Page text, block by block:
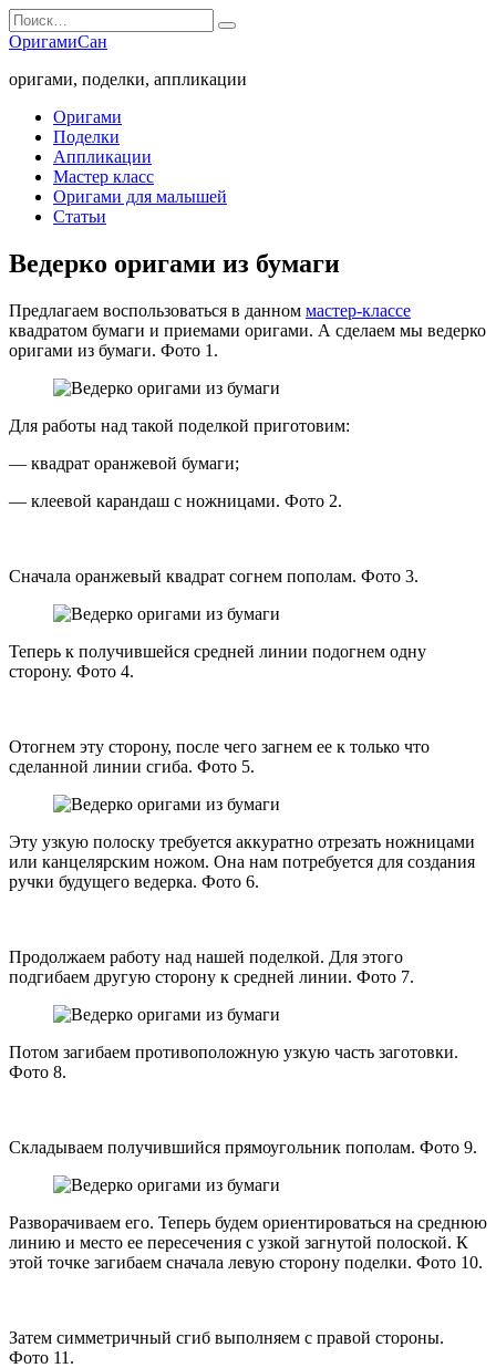
Перейти
к
содержанию
Search
for:
ОригамиСан
оригами, поделки, аппликации
Оригами
Поделки
Аппликации
Мастер класс
Оригами для малышей
Статьи
Ведерко оригами из бумаги
Предлагаем воспользоваться в данном мастер-классе
квадратом бумаги и приемами оригами. А сделаем мы ведерко
оригами из бумаги. Фото 1.
Для работы над такой поделкой приготовим:
— квадрат оранжевой бумаги;
— клеевой карандаш с ножницами. Фото 2.
Сначала оранжевый квадрат согнем пополам. Фото 3.
Теперь к получившейся средней линии подогнем одну
сторону. Фото 4.
Отогнем эту сторону, после чего загнем ее к только что
сделанной линии сгиба. Фото 5.
Эту узкую полоску требуется аккуратно отрезать ножницами
или канцелярским ножом. Она нам потребуется для создания
ручки будущего ведерка. Фото 6.
Продолжаем работу над нашей поделкой. Для этого
подгибаем другую сторону к средней линии. Фото 7.
Потом загибаем противоположную узкую часть заготовки.
Фото 8.
Складываем получившийся прямоугольник пополам. Фото 9.
Разворачиваем его. Теперь будем ориентироваться на среднюю
линию и место ее пересечения с узкой загнутой полоской. К
этой точке загибаем сначала левую сторону поделки. Фото 10.
Затем симметричный сгиб выполняем с правой стороны.
Фото 11.